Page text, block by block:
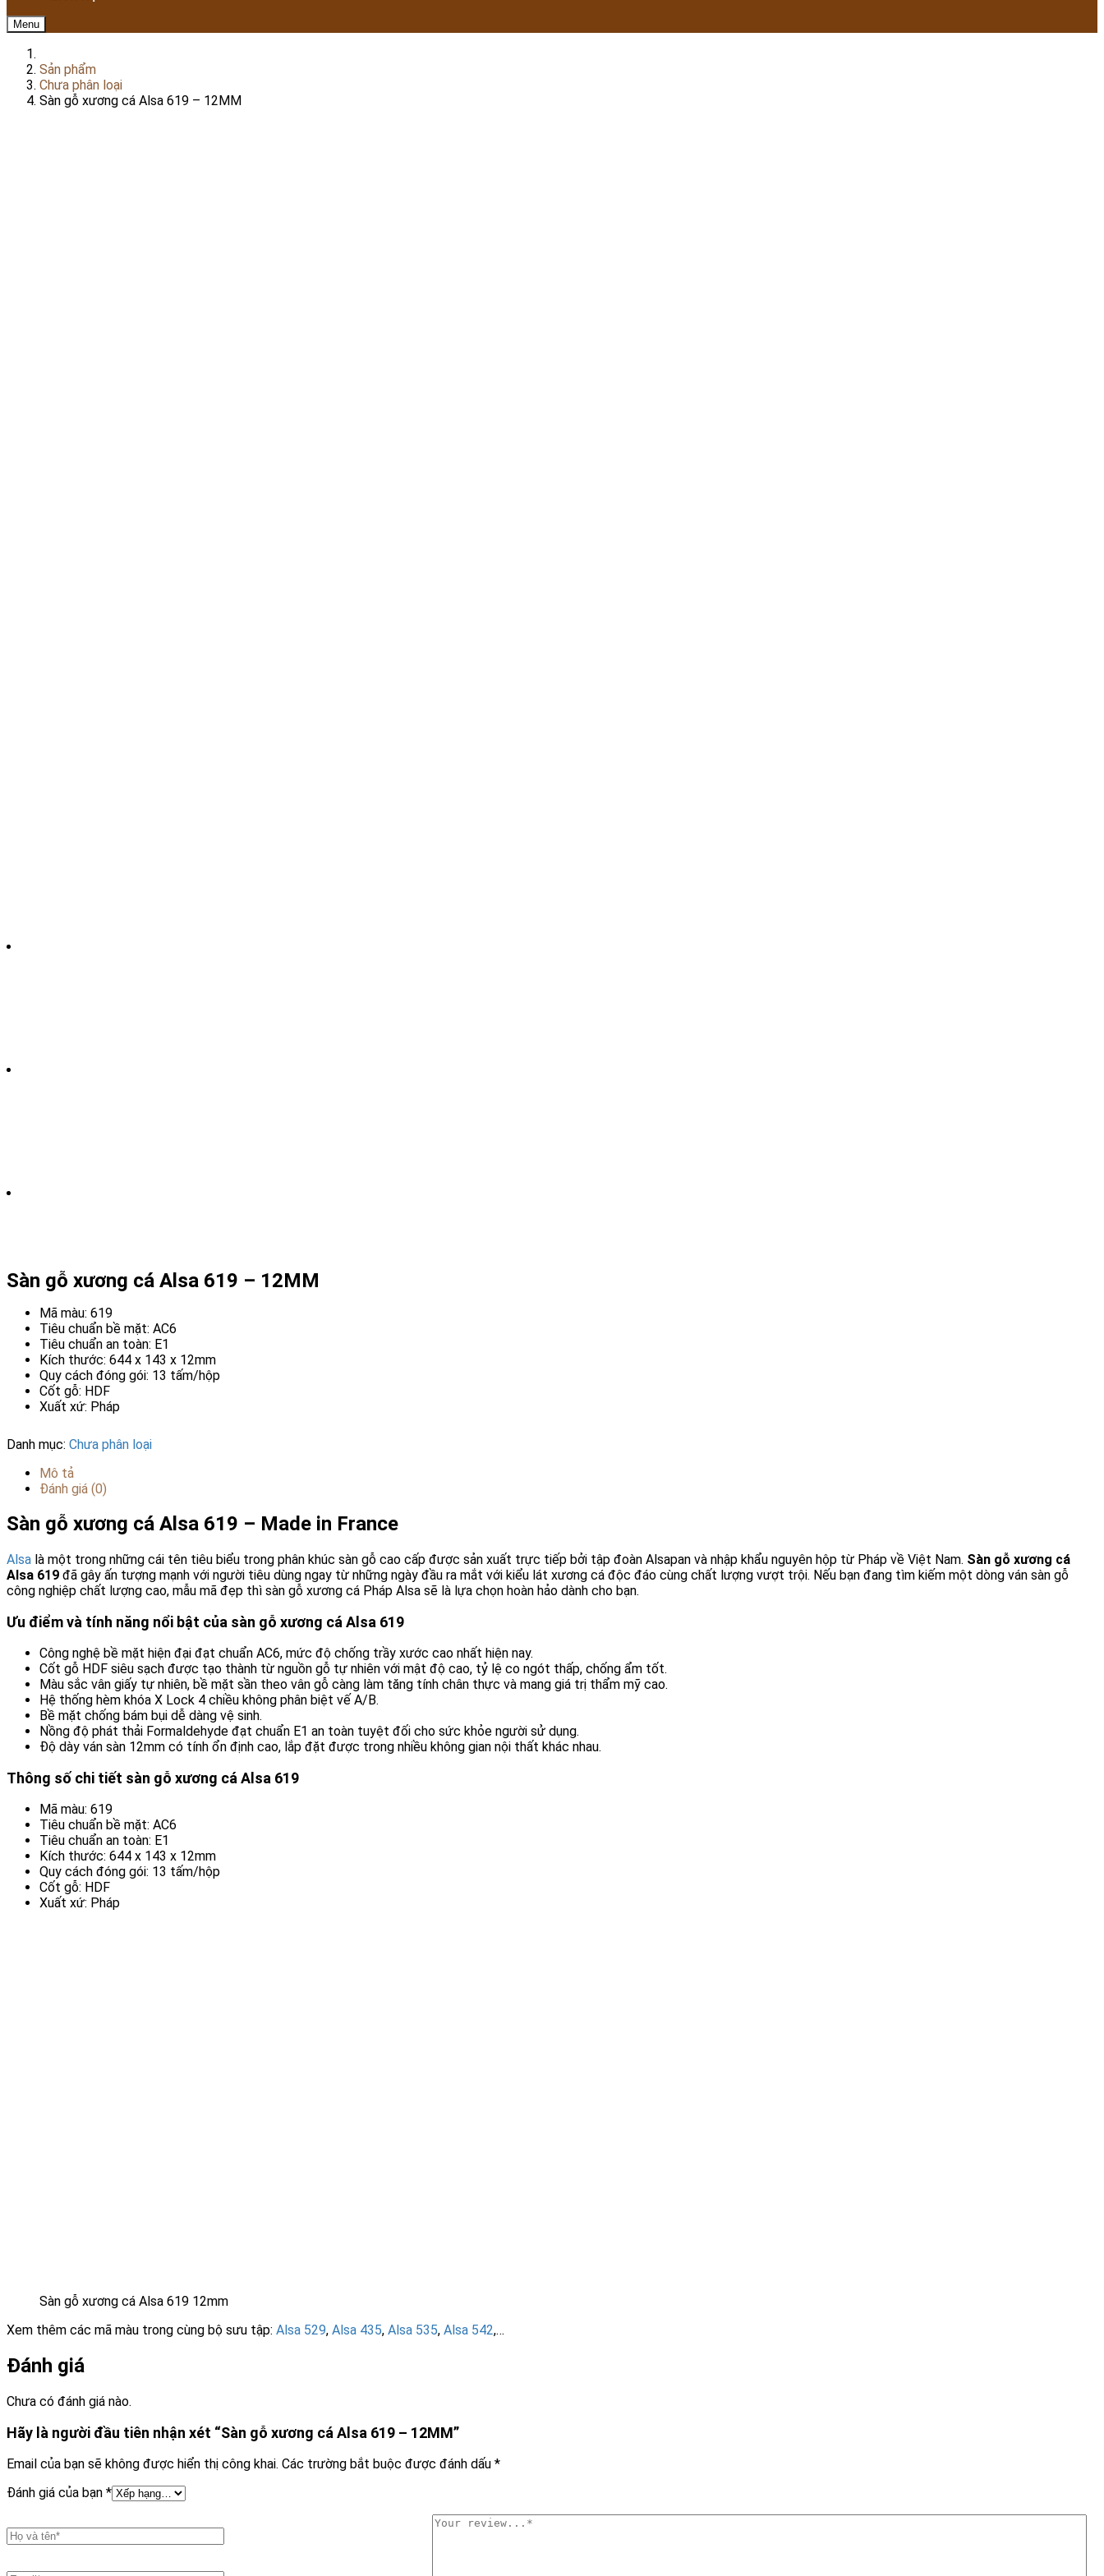
Menu
Sản phẩm
Chưa phân loại
Sàn gỗ xương cá Alsa 619 – 12MM
Sàn gỗ xương cá Alsa 619 – 12MM
Mã màu: 619
Tiêu chuẩn bề mặt: AC6
Tiêu chuẩn an toàn: E1
Kích thước: 644 x 143 x 12mm
Quy cách đóng gói: 13 tấm/hộp
Cốt gỗ: HDF
Xuất xứ: Pháp
Danh mục: Chưa phân loại
Mô tả
Đánh giá (0)
Sàn gỗ xương cá Alsa 619 – Made in France
Alsa là một trong những cái tên tiêu biểu trong phân khúc sàn gỗ cao cấp được sản xuất trực tiếp bởi tập đoàn Alsapan và nhập khẩu nguyên hộp từ Pháp về Việt Nam. Sàn gỗ xương cá
Alsa 619 đã gây ấn tượng mạnh với người tiêu dùng ngay từ những ngày đầu ra mắt với kiểu lát xương cá độc đáo cùng chất lượng vượt trội. Nếu bạn đang tìm kiếm một dòng ván sàn gỗ
công nghiệp chất lượng cao, mẫu mã đẹp thì sàn gỗ xương cá Pháp Alsa sẽ là lựa chọn hoàn hảo dành cho bạn.
Ưu điểm và tính năng nổi bật của sàn gỗ xương cá Alsa 619
Công nghệ bề mặt hiện đại đạt chuẩn AC6, mức độ chống trầy xước cao nhất hiện nay.
Cốt gỗ HDF siêu sạch được tạo thành từ nguồn gỗ tự nhiên với mật độ cao, tỷ lệ co ngót thấp, chống ẩm tốt.
Màu sắc vân giấy tự nhiên, bề mặt sần theo vân gỗ càng làm tăng tính chân thực và mang giá trị thẩm mỹ cao.
Hệ thống hèm khóa X Lock 4 chiều không phân biệt vế A/B.
Bề mặt chống bám bụi dễ dàng vệ sinh.
Nồng độ phát thải Formaldehyde đạt chuẩn E1 an toàn tuyệt đối cho sức khỏe người sử dụng.
Độ dày ván sàn 12mm có tính ổn định cao, lắp đặt được trong nhiều không gian nội thất khác nhau.
Thông số chi tiết sàn gỗ xương cá Alsa 619
Mã màu: 619
Tiêu chuẩn bề mặt: AC6
Tiêu chuẩn an toàn: E1
Kích thước: 644 x 143 x 12mm
Quy cách đóng gói: 13 tấm/hộp
Cốt gỗ: HDF
Xuất xứ: Pháp
Sàn gỗ xương cá Alsa 619 12mm
Xem thêm các mã màu trong cùng bộ sưu tập: Alsa 529, Alsa 435, Alsa 535, Alsa 542,…
Đánh giá
Chưa có đánh giá nào.
Hãy là người đầu tiên nhận xét “Sàn gỗ xương cá Alsa 619 – 12MM”
Email của bạn sẽ không được hiển thị công khai. Các trường bắt buộc được đánh dấu *
Đánh giá của bạn *